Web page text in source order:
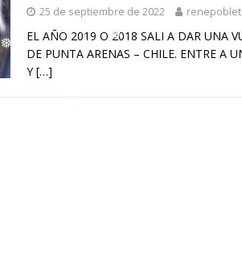
25 de septiembre de 2022
EL AÑO 2019 O 2018 SALI A DAR UNA
DE PUNTA ARENAS – CHILE. ENTRE A
Y[…]